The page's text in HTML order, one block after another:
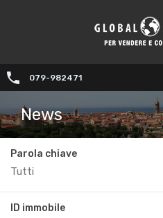
079-982471
News
Parola chiave
ID immobile